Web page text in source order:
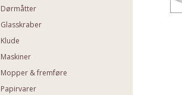
Dørmåtter
Glasskraber
Klude
Maskiner
Mopper & fremføre
Papirvarer